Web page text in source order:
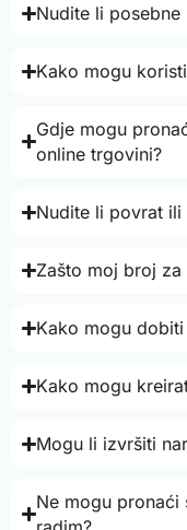
Nudite li
Kako mogu
Gdje mogu
online trgovini?
Nudite li povrat ili
Zašto moj broj za
Kako mogu
Kako mogu
Mogu li izvršiti
Ne mogu pronaći